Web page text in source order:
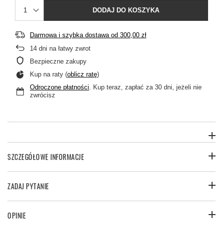
DODAJ DO KOSZYKA
Darmowa i szybka dostawaod 300,00 zł
14 dni na łatwy zwrot
Bezpieczne zakupy
Kup na raty (oblicz ratę)
Odroczone płatności. Kup teraz, zapłać za 30 dni, jeżeli nie
zwrócisz
SZCZEGÓŁOWE INFORMACJE
ZADAJ PYTANIE
OPINIE